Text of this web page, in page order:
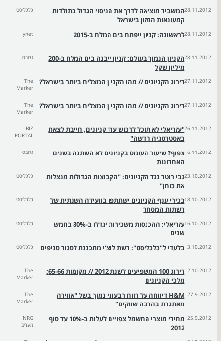
28.11.2012המשביר מוציאה לדרך את הניסוי הגדול בתולדות
קמעונאות המזון בישראל
כלכליסט
28.11.2012לראשונה: קניון ייפתח בים המלח ב-2015 ynet
28.11.2012
הקניון הנמוך בעולם: קניון ייבנה בים המלח ב-200
מיליון שקל
גלובס
27.11.2012דירוג הקניונים // מהו הקניון המצליח ביותר בישראל?
The
Marker
27.11.2012דירוג הקניונים // מהו הקניון המצליח ביותר בישראל?
The
Marker
26.11.2012"עזריאלי לא תוכל לרכוש עוד קניונים, חייבת לצאת
באסטרטגיה חדשה"
BIZ
PORTAL
6.11.2012 צפוף? שיעור העומס בקניונים לא השתנה בשנים
האחרונות
גלובס
23.10.2012גבי רוטר נגד הקניונים: "הקבוצות הגדולות מנצלות
את כוחן"
כלכליסט
18.10.2012בכירי ענף הקניונים ישתתפו בוועידה השנתית של
רשתות המסחר
כלכליסט
16.10.2012
עזריאלי: ההכנסות משכירות יגדלו ב-80% בחמש
שנים
כלכליסט
3.10.2012 בלעדי ל"כלכליסט": רשת לוצ'י מתכננת לסגור סניפים כלכליסט
2.10.2012
דירוג 100 המשפיעים לשנת 2012 // מקומות 65-66:
מלכי הקניונים
The
Marker
27.9.2012
H&M דיווחה על רווח רבעוני נמוך בשל "אווירה
מאתגרת בהרבה שווקים"
The
Marker
25.9.2012
מחירי מוצרי החשמל צפויים לעלות ב-10% עד סוף
2012
NRG
מעריב